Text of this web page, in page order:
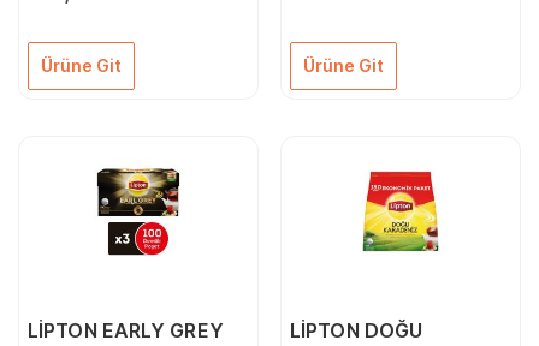
Ürüne Git Ürüne Git
LİPTON EARLY GREY
LİPTON DOĞU